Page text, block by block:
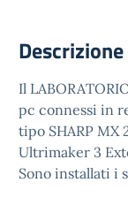
Descrizione
Il
pc connessi in
tipo SHARP
Ultrimaker 3
Sono installati i